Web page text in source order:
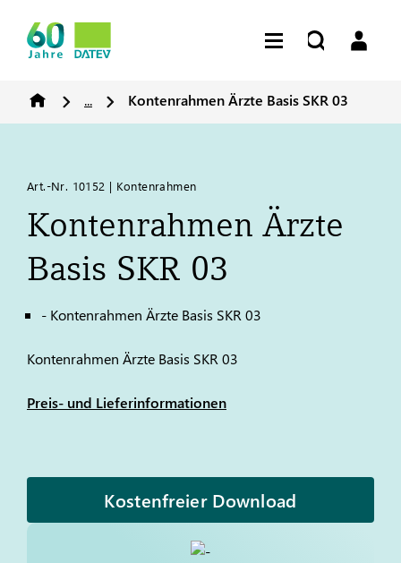
... Kontenrahmen Ärzte Basis SKR 03
Art.-Nr. 10152 | Kontenrahmen
Kontenrahmen Ärzte
Basis SKR 03
- Kontenrahmen Ärzte Basis SKR 03
Kontenrahmen Ärzte Basis SKR 03
Preis- und Lieferinformationen
Kostenfreier Download